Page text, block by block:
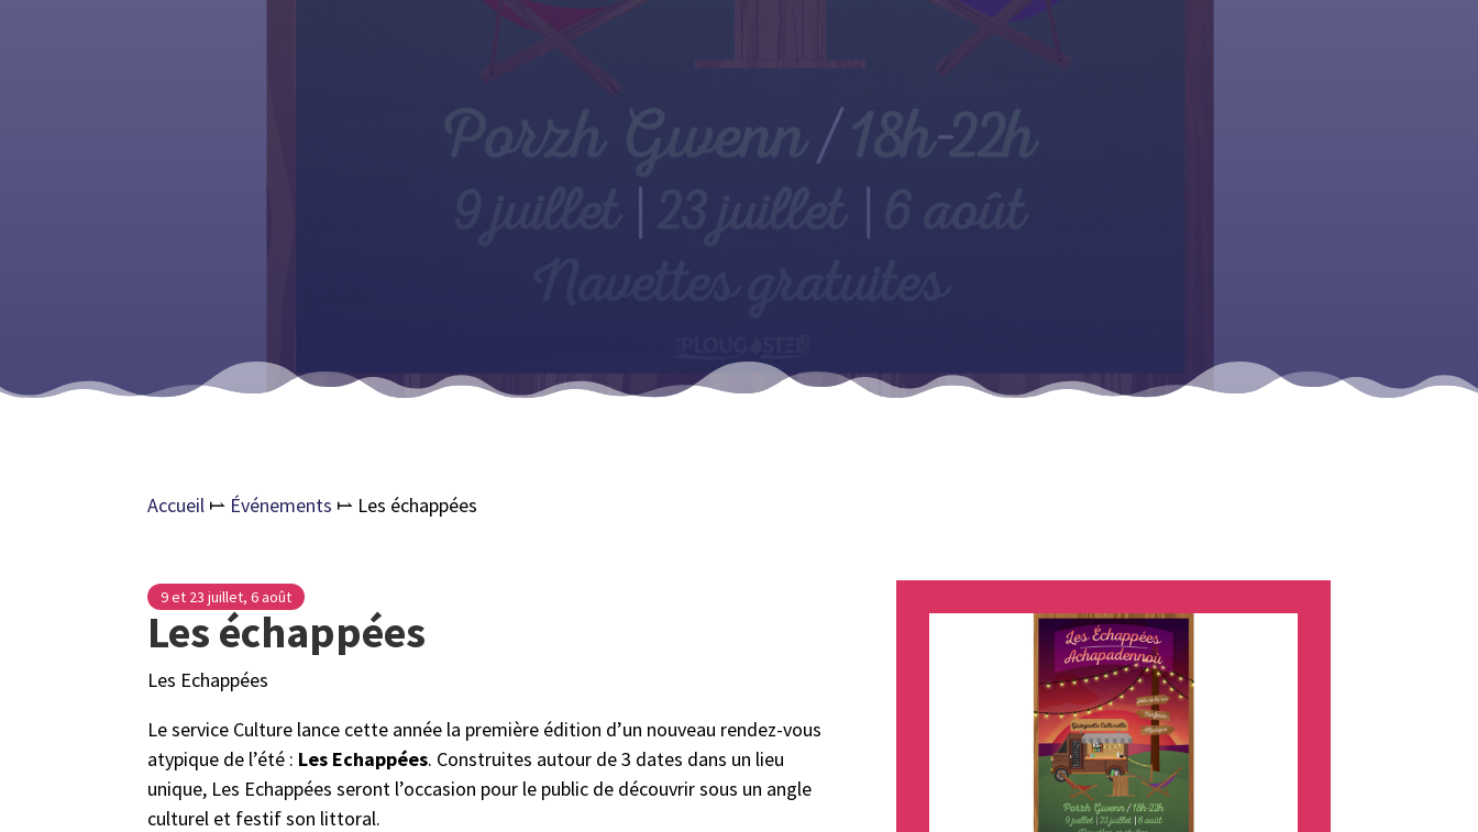
Accueil ⥛ Événements ⥛ Les échappées
9 et 23 juillet, 6 août
Les échappées
Les Echappées
Le service Culture lance cette année la première édition d’un nouveau rendez-vous
atypique de l’été : Les Echappées. Construites autour de 3 dates dans un lieu
unique, Les Echappées seront l’occasion pour le public de découvrir sous un angle
culturel et festif son littoral.